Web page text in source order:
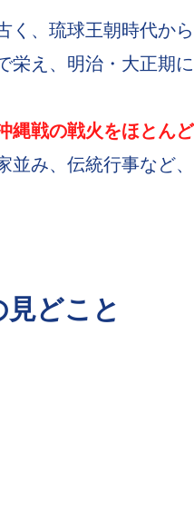
く、琉球王朝時代から
栄え、明治・大正期
縄戦の戦火をほとん
並み、伝統行事など、
どこと